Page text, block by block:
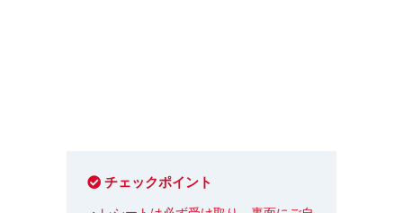
チェックポイント